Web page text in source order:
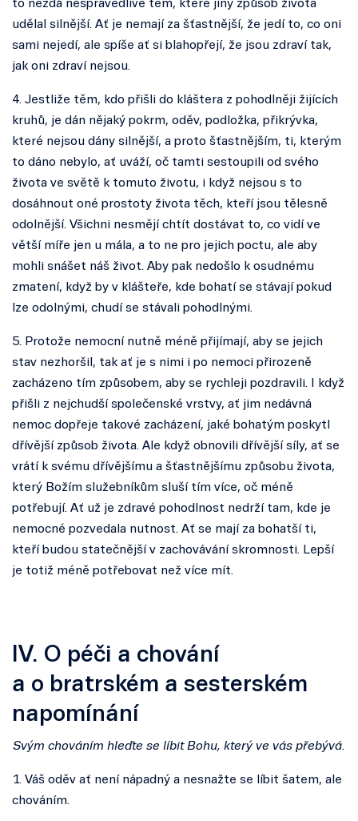
to nezdá nespravedlivé těm, které jiný způsob života
udělal silnější. Ať je nemají za šťastnější, že jedí to, co oni
sami nejedí, ale spíše ať si blahopřejí, že jsou zdraví tak,
jak oni zdraví nejsou.
4. Jestliže těm, kdo přišli do kláštera z pohodlněji žijících
kruhů, je dán nějaký pokrm, oděv, podložka, přikrývka,
které nejsou dány silnější, a proto šťastnějším, ti, kterým
to dáno nebylo, ať uváží, oč tamti sestoupili od svého
života ve světě k tomuto životu, i když nejsou s to
dosáhnout oné prostoty života těch, kteří jsou tělesně
odolnější. Všichni nesmějí chtít dostávat to, co vidí ve
větší míře jen u mála, a to ne pro jejich poctu, ale aby
mohli snášet náš život. Aby pak nedošlo k osudnému
zmatení, když by v klášteře, kde bohatí se stávají pokud
lze odolnými, chudí se stávali pohodlnými.
5. Protože nemocní nutně méně přijímají, aby se jejich
stav nezhoršil, tak ať je s nimi i po nemoci přirozeně
zacházeno tím způsobem, aby se rychleji pozdravili. I když
přišli z nejchudší společenské vrstvy, ať jim nedávná
nemoc dopřeje takové zacházení, jaké bohatým poskytl
dřívější způsob života. Ale když obnovili dřívější síly, ať se
vrátí k svému dřívějšímu a šťastnějšímu způsobu života,
který Božím služebníkům sluší tím více, oč méně
potřebují. Ať už je zdravé pohodlnost nedrží tam, kde je
nemocné pozvedala nutnost. Ať se mají za bohatší ti,
kteří budou statečnější v zachovávání skromnosti. Lepší
je totiž méně potřebovat než více mít.
IV. O péči a chování
a o bratrském a sesterském
napomínání
Svým chováním hleďte se líbit Bohu, který ve vás přebývá.
1. Váš oděv ať není nápadný a nesnažte se líbit šatem, ale
chováním.